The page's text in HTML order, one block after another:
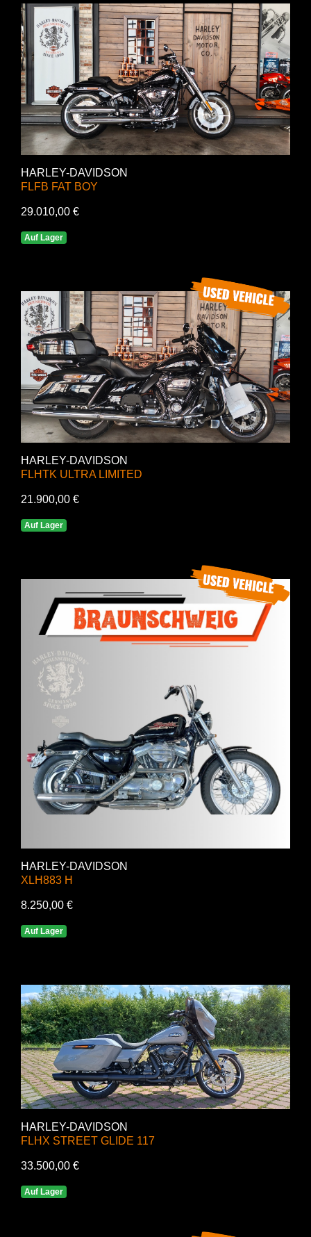
HARLEY-DAVIDSON
FLFB FAT BOY
29.010,00 €
Auf Lager
HARLEY-DAVIDSON
FLHTK ULTRA LIMITED
21.900,00 €
Auf Lager
HARLEY-DAVIDSON
XLH883 H
8.250,00 €
Auf Lager
HARLEY-DAVIDSON
FLHX STREET GLIDE 117
33.500,00 €
Auf Lager